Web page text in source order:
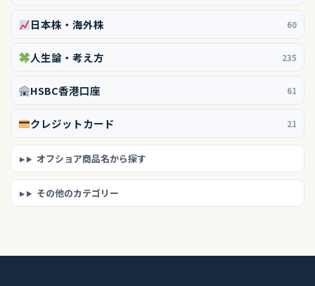
日本株・海外株 60
人生論・考え方 235
HSBC香港口座 61
クレジットカード 21
オフショア商品名から探す
その他のカテゴリー